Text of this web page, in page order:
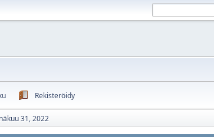
Rekisteröidy
31, 2022